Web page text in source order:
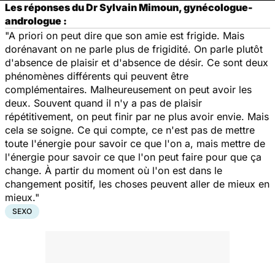
Les réponses du Dr Sylvain Mimoun, gynécologue-
andrologue :
"A priori on peut dire que son amie est frigide. Mais
dorénavant on ne parle plus de frigidité. On parle plutôt
d'absence de plaisir et d'absence de désir. Ce sont deux
phénomènes différents qui peuvent être
complémentaires. Malheureusement on peut avoir les
deux. Souvent quand il n'y a pas de plaisir
répétitivement, on peut finir par ne plus avoir envie. Mais
cela se soigne. Ce qui compte, ce n'est pas de mettre
toute l'énergie pour savoir ce que l'on a, mais mettre de
l'énergie pour savoir ce que l'on peut faire pour que ça
change. À partir du moment où l'on est dans le
changement positif, les choses peuvent aller de mieux en
mieux."
SEXO